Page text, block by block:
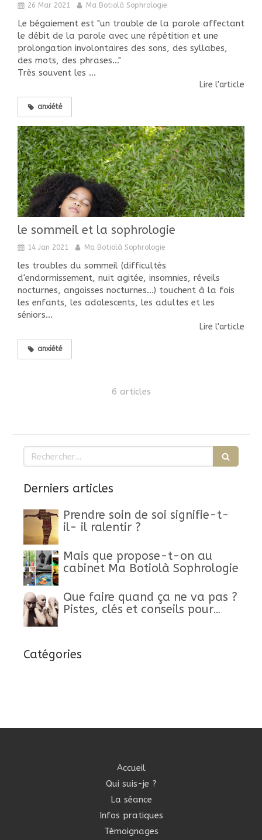
26 Mar 2021 Ma Botiolà Sophrologie
Le bégaiement est "un trouble de la parole affectant
le débit de la parole avec une répétition et une
prolongation involontaires des sons, des syllabes,
des mots, des phrases..."
Très souvent les ...
Lire l'article
anxiété
le sommeil et la sophrologie
14 Jan 2021 Ma Botiolà Sophrologie
les troubles du sommeil (difficultés
d'endormissement, nuit agitée, insomnies, réveils
nocturnes, angoisses nocturnes...) touchent à la fois
les enfants, les adolescents, les adultes et les
séniors...
Lire l'article
anxiété
6 articles
Rechercher
Derniers articles
Prendre soin de soi signifie-t-
il- il ralentir ?
Mais que propose-t-on au
cabinet Ma Botiolà Sophrologie
Que faire quand ça ne va pas ?
Pistes, clés et conseils pour
Catégories
Accueil
Qui suis-je ?
La séance
Infos pratiques
Témoignages